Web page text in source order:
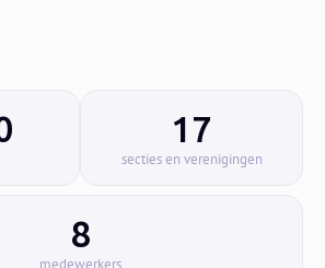
17
secties en verenigingen
8
medewerkers